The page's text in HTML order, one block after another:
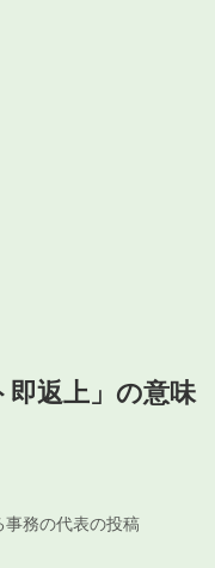
即返上」の意味
事務の代表の投稿